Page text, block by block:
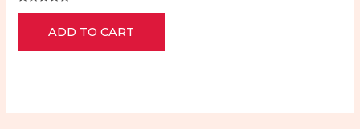
Rated
5
ADD TO CART